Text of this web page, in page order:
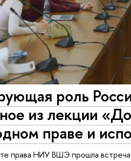
роль
из лекции
праве и
права НИУ ВШЭ прошла